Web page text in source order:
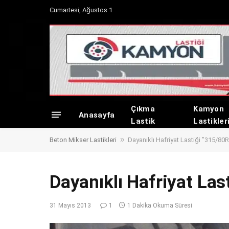
Cumartesi, Ağustos 1
Anasayfa
Çıkma
Lastik
Kamyon
Beton Mikser Lastikleri » Dayanıklı Hafriyat Lastiği ”315/
Dayanıklı Hafriyat
31 Mayıs 2013 1 1 Dakika Okuma Süresi